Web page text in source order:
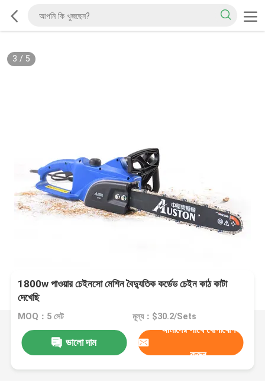
3 / 5
1800w পাওয়ার চেইনসো মেশিন বৈদ্যুতিক কর্ডেড চেইন কাঠ কাটা
দেখেছি
MOQ：5 সেট মূল্য：$30.2/Sets
ভালো দাম
আমাদের সাথে যোগাযোগ
করুন